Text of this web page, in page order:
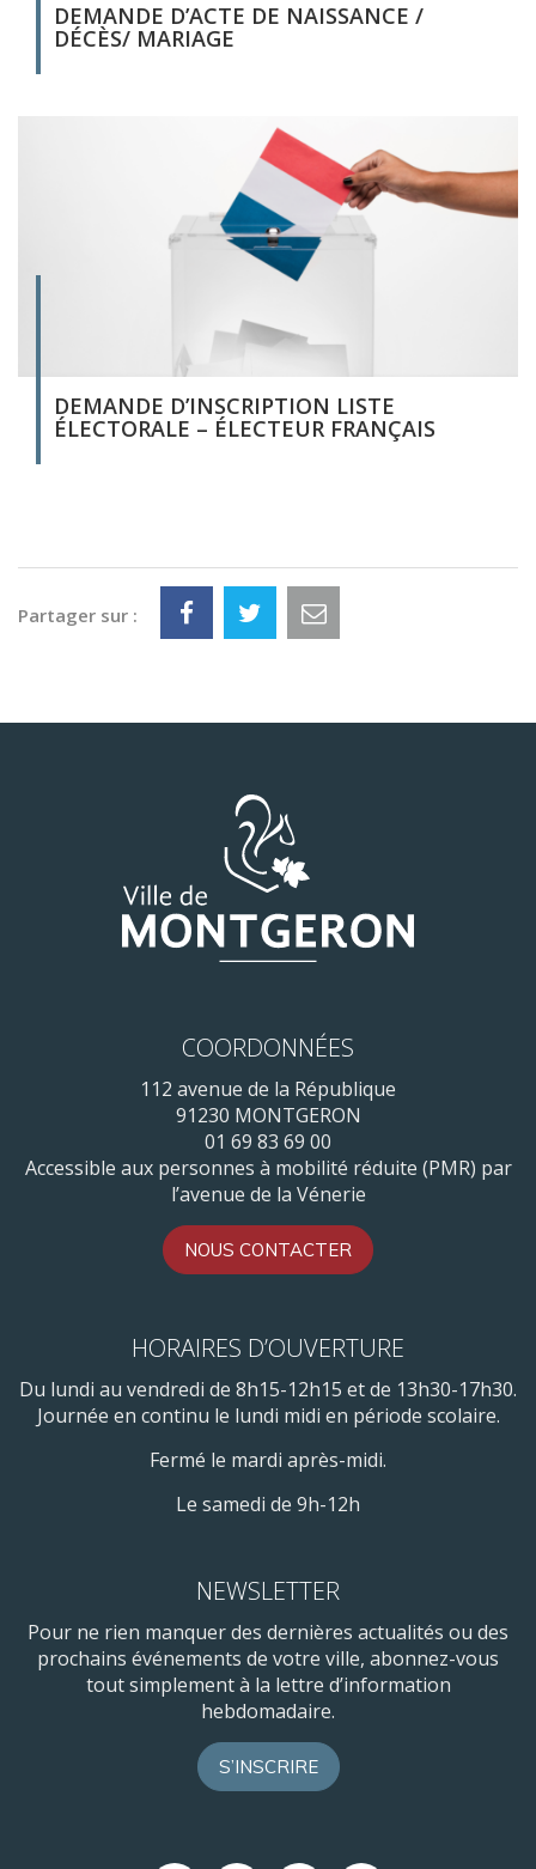
DEMANDE D’ACTE DE NAISSANCE /
DÉCÈS/ MARIAGE
DEMANDE D’INSCRIPTION LISTE
ÉLECTORALE – ÉLECTEUR FRANÇAIS
Partager sur :
COORDONNÉES
112 avenue de la République
91230 MONTGERON
01 69 83 69 00
Accessible aux personnes à mobilité réduite (PMR) par
l’avenue de la Vénerie
NOUS CONTACTER
HORAIRES D’OUVERTURE
Du lundi au vendredi de 8h15-12h15 et de 13h30-17h30.
Journée en continu le lundi midi en période scolaire.
Fermé le mardi après-midi.
Le samedi de 9h-12h
NEWSLETTER
Pour ne rien manquer des dernières actualités ou des
prochains événements de votre ville, abonnez-vous
tout simplement à la lettre d’information
hebdomadaire.
S’INSCRIRE